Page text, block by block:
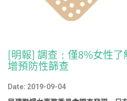
[明報] 調查：僅8%女性
增預防性篩查
Date: 2019-09-04